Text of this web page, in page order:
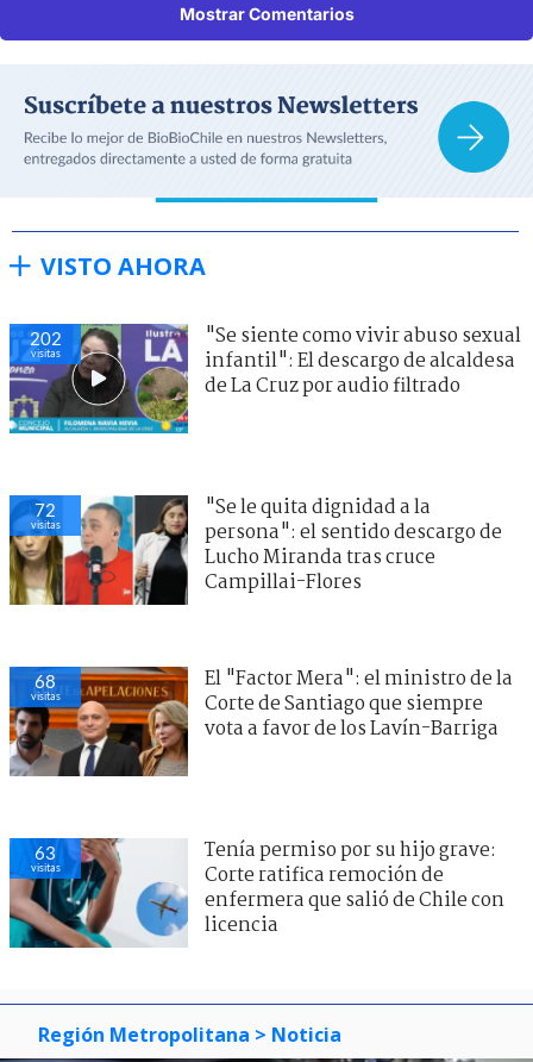
Mostrar Comentarios
VISTO AHORA
202
visitas
"Se siente como vivir abuso sexual
infantil": El descargo de alcaldesa
de La Cruz por audio filtrado
72
visitas
"Se le quita dignidad a la
persona": el sentido descargo de
Lucho Miranda tras cruce
Campillai-Flores
68
visitas
El "Factor Mera": el ministro de la
Corte de Santiago que siempre
vota a favor de los Lavín-Barriga
63
visitas
Tenía permiso por su hijo grave:
Corte ratifica remoción de
enfermera que salió de Chile con
licencia
Región Metropolitana > Noticia